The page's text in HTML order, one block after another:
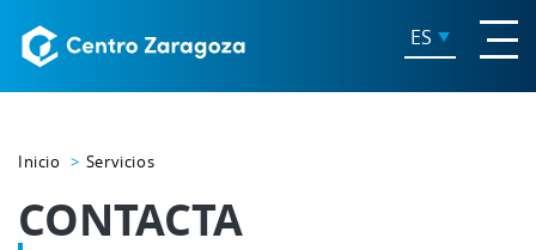
ES
Inicio Servicios
CONTACTA